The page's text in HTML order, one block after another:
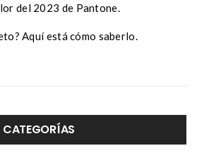
del 2023 de Pantone.
Aquí está cómo saberlo.
CATEGORÍAS